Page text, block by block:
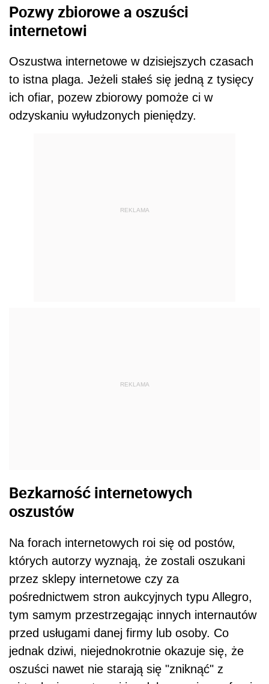
Pozwy zbiorowe a oszuści
internetowi
Oszustwa internetowe w dzisiejszych czasach
to istna plaga. Jeżeli stałeś się jedną z tysięcy
ich ofiar, pozew zbiorowy pomoże ci w
odzyskaniu wyłudzonych pieniędzy.
REKLAMA
REKLAMA
Bezkarność internetowych
oszustów
Na forach internetowych roi się od postów,
których autorzy wyznają, że zostali oszukani
przez sklepy internetowe czy za
pośrednictwem stron aukcyjnych typu Allegro,
tym samym przestrzegając innych internautów
przed usługami danej firmy lub osoby. Co
jednak dziwi, niejednokrotnie okazuje się, że
oszuści nawet nie starają się "zniknąć" z